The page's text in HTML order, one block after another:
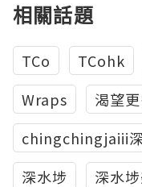
相關話題
TCo TCohk
Wraps
渴望
chingchingjaiii
深水埗
深水